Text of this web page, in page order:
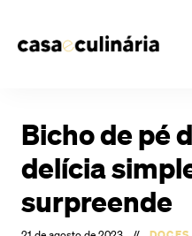
Bicho de pé
delícia
surpreende